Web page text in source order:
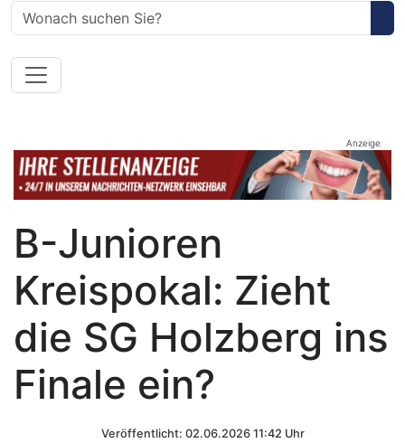
Anzeige
B-Junioren
Kreispokal: Zieht
die SG Holzberg ins
Finale ein?
Veröffentlicht: 02.06.2026 11:42 Uhr